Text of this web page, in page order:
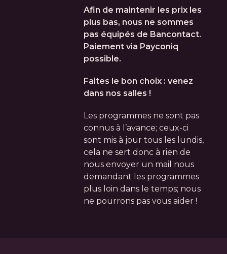
Afin de maintenir les prix les
plus bas, nous ne sommes
pas équipés de Bancontact.
Paiement via Payconiq
possible.
Faites le bon choix : venez
dans nos salles !
Les programmes ne sont pas
connus à l’avance; ceux-ci
sont mis à jour tous les lundis,
cela ne sert donc à rien de
nous envoyer un mail nous
demandant les programmes
plus loin dans le temps; nous
ne pourrons pas vous aider !